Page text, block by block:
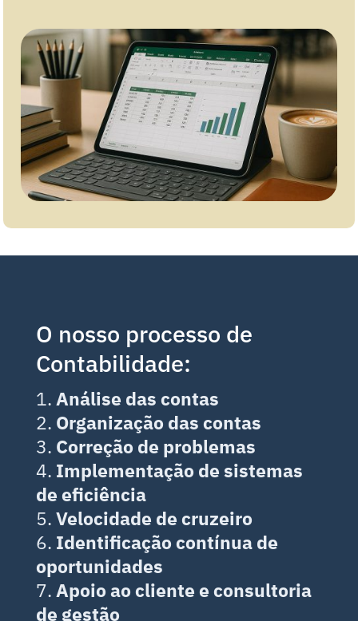
O nosso processo de
Contabilidade:
1. Análise das contas
2. Organização das contas
3. Correção de problemas
4. Implementação de sistemas
de eficiência
5. Velocidade de cruzeiro
6. Identificação contínua de
oportunidades
7. Apoio ao cliente e consultoria
de gestão